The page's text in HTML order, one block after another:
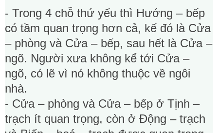
- Trong 4 chỗ thứ yếu thì Hướng – bếp
có tầm quan trọng hơn cả, kế đó là Cửa
– phòng và Cửa – bếp, sau hết là Cửa –
ngõ. Người xưa không kể tới Cửa –
ngõ, có lẽ vì nó không thuộc về ngôi
nhà.
- Cửa – phòng và Cửa – bếp ở Tịnh –
trạch ít quan trọng, còn ở Động – trạch